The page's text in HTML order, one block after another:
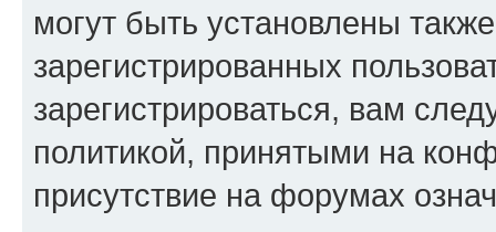
могут быть установлены
зарегистрированных
зарегистрироваться, вам
политикой, принятыми на
присутствие на форумах